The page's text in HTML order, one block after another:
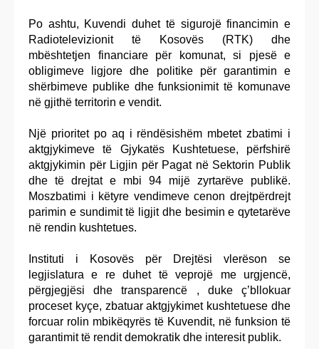
Po ashtu, Kuvendi duhet të sigurojë financimin e
Radiotelevizionit të Kosovës (RTK) dhe
mbështetjen financiare për komunat, si pjesë e
obligimeve ligjore dhe politike për garantimin e
shërbimeve publike dhe funksionimit të komunave
në gjithë territorin e vendit.
Një prioritet po aq i rëndësishëm mbetet zbatimi i
aktgjykimeve të Gjykatës Kushtetuese, përfshirë
aktgjykimin për Ligjin për Pagat në Sektorin Publik
dhe të drejtat e mbi 94 mijë zyrtarëve publikë.
Moszbatimi i këtyre vendimeve cenon drejtpërdrejt
parimin e sundimit të ligjit dhe besimin e qytetarëve
në rendin kushtetues.
Instituti i Kosovës për Drejtësi vlerëson se
legjislatura e re duhet të veprojë me urgjencë,
përgjegjësi dhe transparencë , duke ç’bllokuar
proceset kyçe, zbatuar aktgjykimet kushtetuese dhe
forcuar rolin mbikëqyrës të Kuvendit, në funksion të
garantimit të rendit demokratik dhe interesit publik.